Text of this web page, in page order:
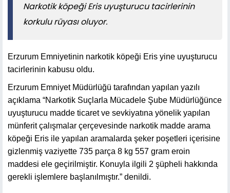
Narkotik köpeği Eris uyuşturucu tacirlerinin
korkulu rüyası oluyor.
Erzurum Emniyetinin narkotik köpeği Eris yine uyuşturucu
tacirlerinin kabusu oldu.
Erzurum Emniyet Müdürlüğü tarafından yapılan yazılı
açıklama “Narkotik Suçlarla Mücadele Şube Müdürlüğünce
uyuşturucu madde ticaret ve sevkiyatına yönelik yapılan
münferit çalışmalar çerçevesinde narkotik madde arama
köpeği Eris ile yapılan aramalarda şeker poşetleri içerisine
gizlenmiş vaziyette 735 parça 8 kg 557 gram eroin
maddesi ele geçirilmiştir. Konuyla ilgili 2 şüpheli hakkında
gerekli işlemlere başlanılmıştır.” denildi.